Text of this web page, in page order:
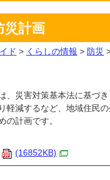
災計画
ド > くらしの情報 > 防災
、災害対策基本法に基づ
軽減するなど、地域住民
の計画です。
(16852KB)